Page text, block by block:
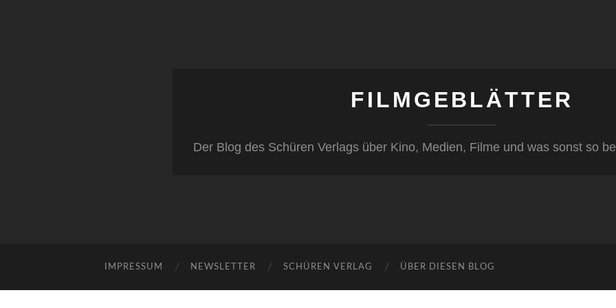
FILMGEBLÄTTER
Der Blog des Schüren Verlags über Kino, Medien, Filme und was sonst so
IMPRESSUM NEWSLETTER SCHÜREN VERLAG ÜBER DIESEN BLOG